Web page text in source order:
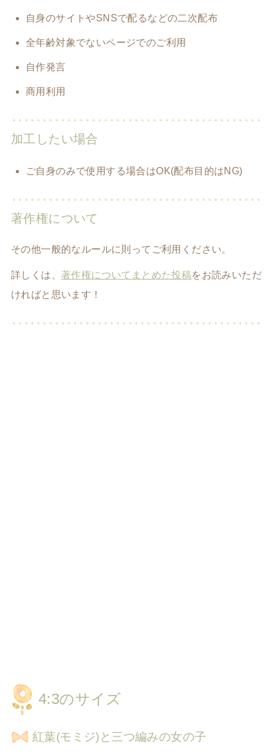
自身のサイトやSNSで配るなどの二次配布
全年齢対象でないページでのご利用
自作発言
商用利用
加工したい場合
ご自身のみで使用する場合はOK(配布目的はNG)
著作権について
その他一般的なルールに則ってご利用ください。
詳しくは、 著作権についてまとめた投稿をお読みいただ
ければと思います！
4:3のサイズ
紅葉(モミジ)と三つ編みの女の子